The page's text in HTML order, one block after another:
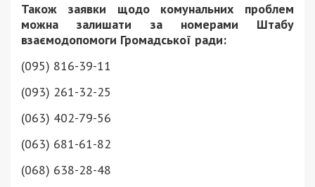
Також заявки щодо комунальних проблем
можна залишати за номерами Штабу
взаємодопомоги Громадської ради:
(095) 816-39-11
(093) 261-32-25
(063) 402-79-56
(063) 681-61-82
(068) 638-28-48